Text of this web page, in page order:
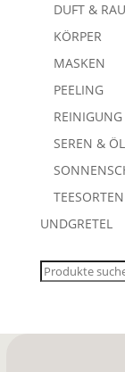
DUFT &
KÖRPER
MASKEN
PEELING
SEREN &
TEESORTEN
UNDGRETEL
Suchen